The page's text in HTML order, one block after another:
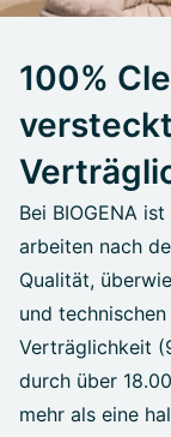
100%
Bei BIOGENA
arbeiten nach
Qualität,
und
Verträglichkeit
durch über
mehr als eine